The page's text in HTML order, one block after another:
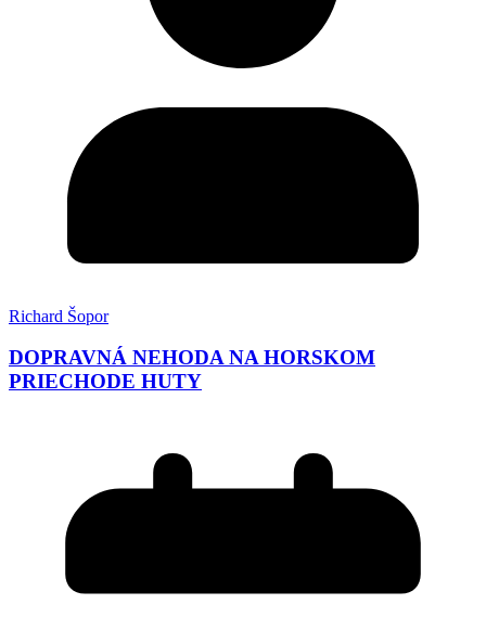
Richard Šopor
DOPRAVNÁ NEHODA NA HORSKOM
PRIECHODE HUTY